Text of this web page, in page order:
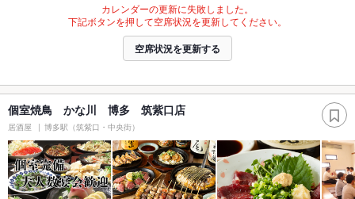
カレンダーの更新に失敗しました。
下記ボタンを押して空席状況を更新してください。
空席状況を更新する
個室焼鳥 かな川 博多 筑紫口店
居酒屋 博多駅（筑紫口・中央街）